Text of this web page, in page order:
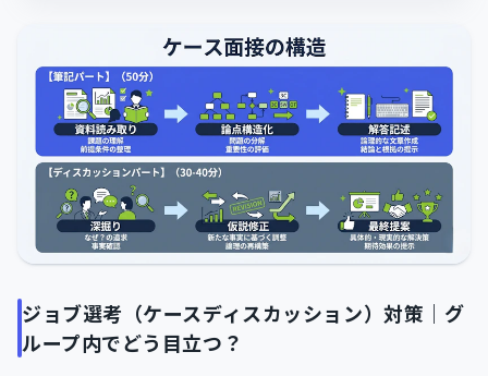
ジョブ選考（ケースディスカッション）対策｜グ
ループ内でどう目立つ？